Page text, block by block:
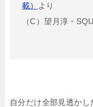
載）
より
（C）望月淳・
自分だけ全部見透か